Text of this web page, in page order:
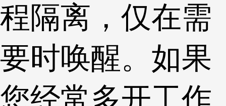
程隔离，仅在需
要时唤醒。如果
您经常多开工作